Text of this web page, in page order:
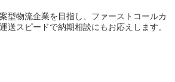
型物流企業を目指し、ファーストコールカ
送スピードで納期相談にもお応えします。